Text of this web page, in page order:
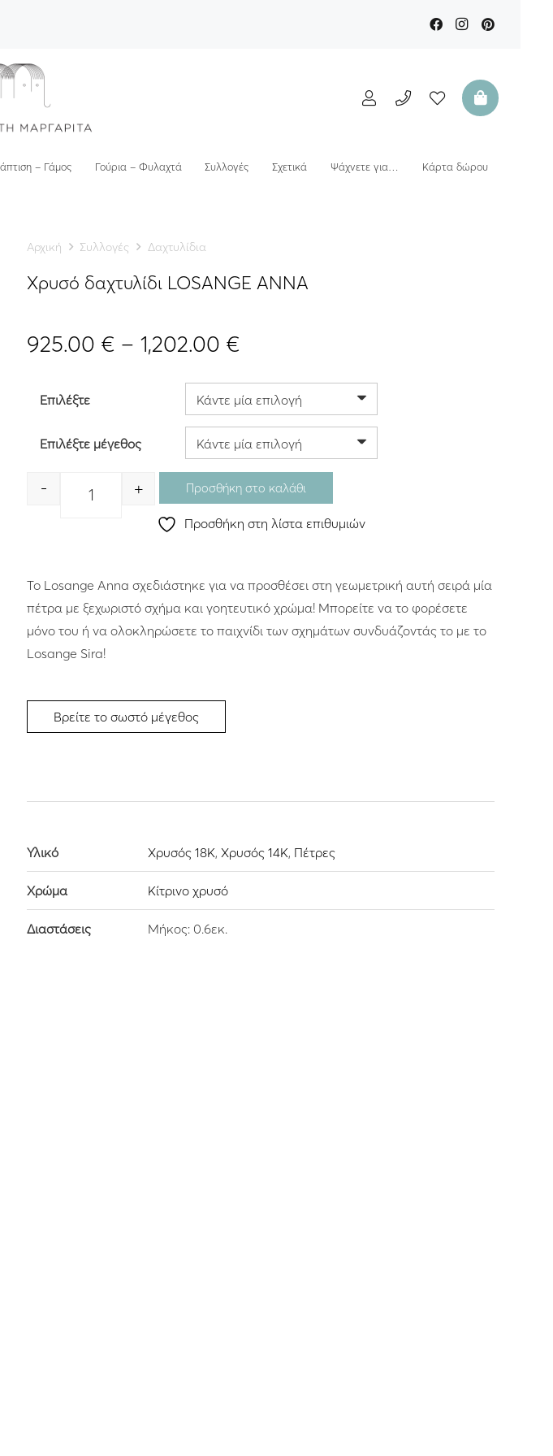
– Γάμος Γούρια – Φυλαχτά Συλλογές Σχετικά Ψάχνετε για… Κάρτα δώρου
Αρχική Συλλογές Δαχτυλίδια
Χρυσό δαχτυλίδι LOSANGE ANNA
925.00 € – 1,202.00 €
925.00 €
through
1,202.00 €
Επιλέξτε
Επιλέξτε μέγεθος
Quantity
- + Προσθήκη στο καλάθι
Προσθήκη στη λίστα επιθυμιών
To Losange Anna σχεδιάστηκε για να προσθέσει στη γεωμετρική αυτή σειρά μία
πέτρα με ξεχωριστό σχήμα και γοητευτικό χρώμα! Μπορείτε να το φορέσετε
μόνο του ή να ολοκληρώσετε το παιχνίδι των σχημάτων συνδυάζοντάς το με το
Βρείτε το σωστό μέγεθος
Υλικό Χρυσός 18K, Χρυσός 14K, Πέτρες
Χρώμα Κίτρινο χρυσό
Διαστάσεις Μήκος: 0.6εκ.